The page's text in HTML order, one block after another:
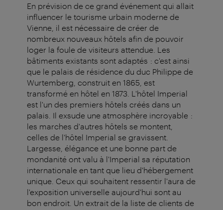
En prévision de ce grand événement qui allait
influencer le tourisme urbain moderne de
Vienne, il est nécessaire de créer de
nombreux nouveaux hôtels afin de pouvoir
loger la foule de visiteurs attendue. Les
bâtiments existants sont adaptés : c'est ainsi
que le palais de résidence du duc Philippe de
Wurtemberg, construit en 1865, est
transformé en hôtel en 1873. L'hôtel Imperial
est l'un des premiers hôtels créés dans un
palais. Il exsude une atmosphère incroyable :
les marches d'autres hôtels se montent,
celles de l'hôtel Imperial se gravissent.
Largesse, élégance et une bonne part de
mondanité ont valu à l'Imperial sa réputation
internationale en tant que lieu d'hébergement
unique. Ceux qui souhaitent ressentir l'aura de
l'exposition universelle aujourd'hui sont au
bon endroit. Un extrait de la liste de clients de